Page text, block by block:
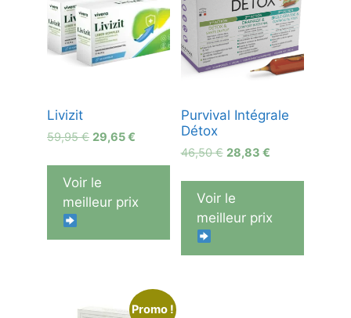
Livizit
59,95€ Le
initial
était :
59,95 €.
29,65€
actuel
29,65 €.
Voir le
meilleur prix
Purvival Intégrale
Détox
46,50€ Le
initial
était :
46,50 €.
28,83 €Le
actuel
28,83 €.
Voir le
meilleur prix
Promo !